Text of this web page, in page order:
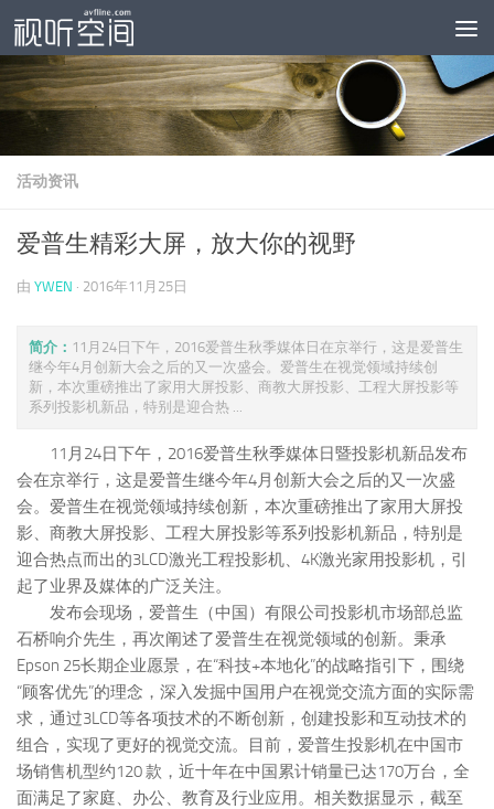
跳至内容
活动资讯
爱普生精彩大屏，放大你的视野
由 YWEN · 2016年11月25日
简介： 11月24日下午，2016爱普生秋季媒体日在京举行，这是爱普生
继今年4月创新大会之后的又一次盛会。爱普生在视觉领域持续创
新，本次重磅推出了家用大屏投影、商教大屏投影、工程大屏投影等
系列投影机新品，特别是迎合热 ...
11月24日下午，2016爱普生秋季媒体日暨投影机新品发布
会在京举行，这是爱普生继今年4月创新大会之后的又一次盛
会。爱普生在视觉领域持续创新，本次重磅推出了家用大屏投
影、商教大屏投影、工程大屏投影等系列投影机新品，特别是
迎合热点而出的3LCD激光工程投影机、4K激光家用投影机，引
起了业界及媒体的广泛关注。
发布会现场，爱普生（中国）有限公司投影机市场部总监
石桥响介先生，再次阐述了爱普生在视觉领域的创新。秉承
Epson 25长期企业愿景，在“科技+本地化”的战略指引下，围绕
“顾客优先”的理念，深入发掘中国用户在视觉交流方面的实际需
求，通过3LCD等各项技术的不断创新，创建投影和互动技术的
组合，实现了更好的视觉交流。目前，爱普生投影机在中国市
场销售机型约120 款，近十年在中国累计销量已达170万台，全
面满足了家庭、办公、教育及行业应用。相关数据显示，截至